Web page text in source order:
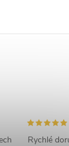
Rychlé